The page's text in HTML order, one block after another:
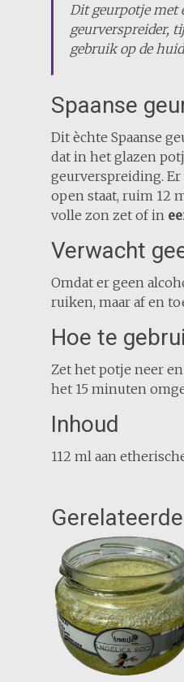
Dit geurpotje met
geurverspreider,
gebruik op de
Spaanse
Dit èchte Spaanse
dat in het glazen
geurverspreiding.
open staat, ruim 12
volle zon zet of in
Verwacht
Omdat er geen
ruiken, maar af en
Hoe te
Zet het potje neer
het 15 minuten
Inhoud
112 ml aan